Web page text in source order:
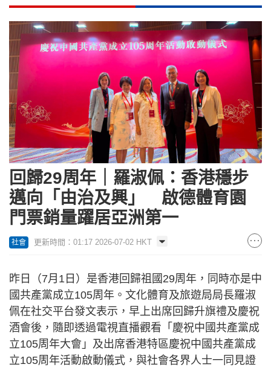
回歸29周年｜羅淑佩：香港穩步
邁向「由治及興」 啟德體育園
門票銷量躍居亞洲第一
社會 更新時間：01:17 2026-07-02 HKT
昨日（7月1日）是香港回歸祖國29周年，同時亦是中
國共產黨成立105周年。文化體育及旅遊局局長羅淑
佩在社交平台發文表示，早上出席回歸升旗禮及慶祝
酒會後，隨即透過電視直播觀看「慶祝中國共產黨成
立105周年大會」及出席香港特區慶祝中國共產黨成
立105周年活動啟動儀式，與社會各界人士一同見證